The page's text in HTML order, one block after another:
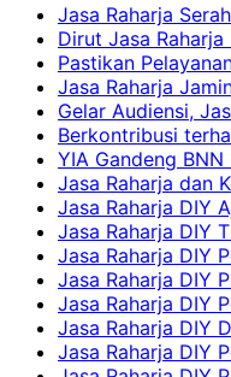
Jasa Raharja
Dirut Jasa
Pastikan
Jasa Raharja
Gelar Audiensi,
Berkontribusi
YIA Gandeng
Jasa Raharja dan
Jasa Raharja DIY
Jasa Raharja DIY
Jasa Raharja DIY
Jasa Raharja DIY
Jasa Raharja DIY
Jasa Raharja DIY
Jasa Raharja DIY